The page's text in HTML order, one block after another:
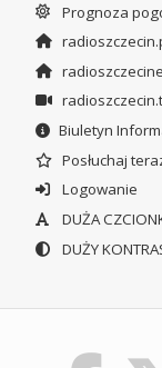
Prognoza
Biuletyn
Posłuchaj
Logowanie
DUŻA
DUŻY